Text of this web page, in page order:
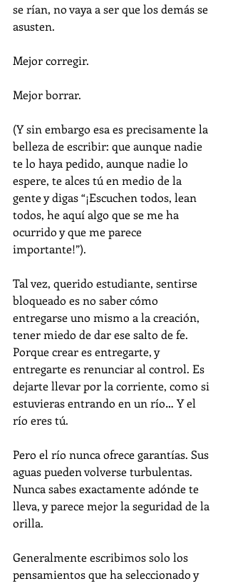
se rían, no vaya a ser que los demás se
asusten.
Mejor corregir.
Mejor borrar.
(Y sin embargo esa es precisamente la
belleza de escribir: que aunque nadie
te lo haya pedido, aunque nadie lo
espere, te alces tú en medio de la
gente y digas “¡Escuchen todos, lean
todos, he aquí algo que se me ha
ocurrido y que me parece
importante!”).
Tal vez, querido estudiante, sentirse
bloqueado es no saber cómo
entregarse uno mismo a la creación,
tener miedo de dar ese salto de fe.
Porque crear es entregarte, y
entregarte es renunciar al control. Es
dejarte llevar por la corriente, como si
estuvieras entrando en un río… Y el
río eres tú.
Pero el río nunca ofrece garantías. Sus
aguas pueden volverse turbulentas.
Nunca sabes exactamente adónde te
lleva, y parece mejor la seguridad de la
orilla.
Generalmente escribimos solo los
pensamientos que ha seleccionado y